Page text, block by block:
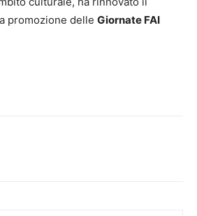
promozione delle Giornate FAI